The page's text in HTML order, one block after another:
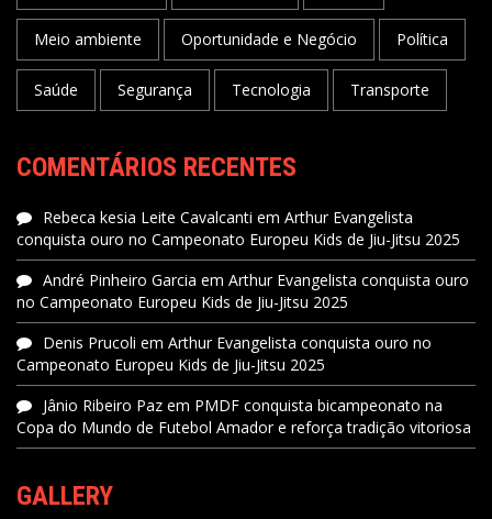
Meio ambiente Oportunidade e Negócio Política
Saúde Segurança Tecnologia Transporte
COMENTÁRIOS RECENTES
Rebeca kesia Leite Cavalcanti em Arthur Evangelista
conquista ouro no Campeonato Europeu Kids de Jiu-Jitsu 2025
André Pinheiro Garcia em Arthur Evangelista conquista ouro
no Campeonato Europeu Kids de Jiu-Jitsu 2025
Denis Prucoli em Arthur Evangelista conquista ouro no
Campeonato Europeu Kids de Jiu-Jitsu 2025
Jânio Ribeiro Paz em PMDF conquista bicampeonato na
Copa do Mundo de Futebol Amador e reforça tradição vitoriosa
GALLERY